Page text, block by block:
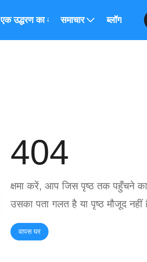
एक उद्धरण का अनुरोध करें
समाचार ब्लॉग
404
क्षमा करें, आप जिस पृष्ठ तक पहुँचने
उसका पता गलत है या पृष्ठ मौजूद नहीं
वापस घर